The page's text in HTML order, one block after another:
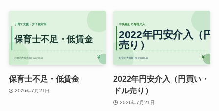
保育士不足・低賃金
2026年7月21日
2022年円安介入（円買い・
ドル売り）
2026年7月21日